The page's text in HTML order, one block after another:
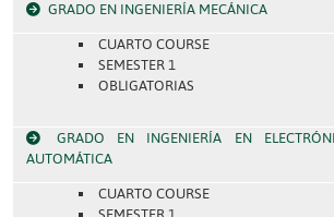
GRADO EN INGENIERÍA MECÁNICA
CUARTO COURSE
SEMESTER 1
OBLIGATORIAS
GRADO EN INGENIERÍA EN
AUTOMÁTICA
CUARTO COURSE